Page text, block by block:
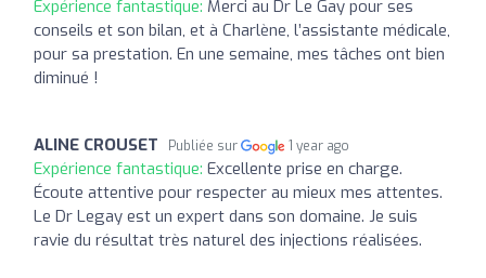
Expérience fantastique: Merci au Dr Le Gay pour ses
conseils et son bilan, et à Charlène, l’assistante médicale,
pour sa prestation. En une semaine, mes tâches ont bien
diminué !
ALINE CROUSET Publiée sur 1 year ago
Expérience fantastique: Excellente prise en charge.
Écoute attentive pour respecter au mieux mes attentes.
Le Dr Legay est un expert dans son domaine. Je suis
ravie du résultat très naturel des injections réalisées.